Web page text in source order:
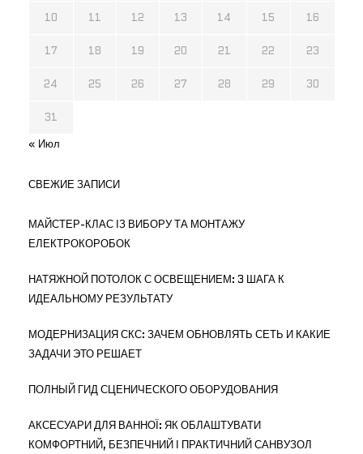
10 11 12 13 14 15 16
17 18 19 20 21 22 23
24 25 26 27 28 29 30
31
« Июл
СВЕЖИЕ ЗАПИСИ
МАЙСТЕР-КЛАС ІЗ ВИБОРУ ТА МОНТАЖУ
ЕЛЕКТРОКОРОБОК
НАТЯЖНОЙ ПОТОЛОК С ОСВЕЩЕНИЕМ: 3 ШАГА К
ИДЕАЛЬНОМУ РЕЗУЛЬТАТУ
МОДЕРНИЗАЦИЯ СКС: ЗАЧЕМ ОБНОВЛЯТЬ СЕТЬ И КАКИЕ
ЗАДАЧИ ЭТО РЕШАЕТ
ПОЛНЫЙ ГИД СЦЕНИЧЕСКОГО ОБОРУДОВАНИЯ
АКСЕСУАРИ ДЛЯ ВАННОЇ: ЯК ОБЛАШТУВАТИ
КОМФОРТНИЙ, БЕЗПЕЧНИЙ І ПРАКТИЧНИЙ САНВУЗОЛ